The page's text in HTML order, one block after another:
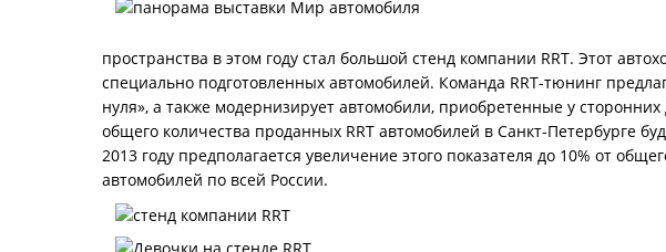
пространства в этом году стал большой стенд компании RRT. Этот
специально подготовленных автомобилей. Команда RRT-тюнинг
нуля», а также модернизирует автомобили, приобретенные у
общего количества проданных RRT автомобилей в Санкт-Петербурге
2013 году предполагается увеличение этого показателя до 10% от
автомобилей по всей России.